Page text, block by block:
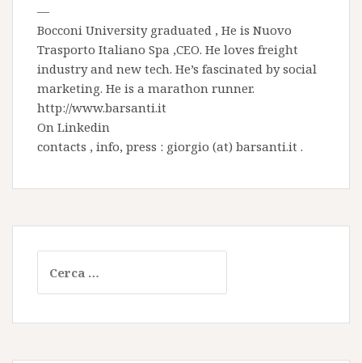
—
Bocconi University graduated , He is Nuovo
Trasporto Italiano Spa ,CEO. He loves freight
industry and new tech. He’s fascinated by social
marketing. He is a marathon runner.
http://www.barsanti.it
On Linkedin
contacts , info, press : giorgio (at) barsanti.it .
per: